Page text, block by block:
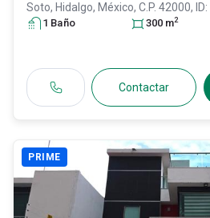
Soto, Hidalgo, México, C.P. 42000, ID:
1 Baño 300 m2
Contactar
PRIME